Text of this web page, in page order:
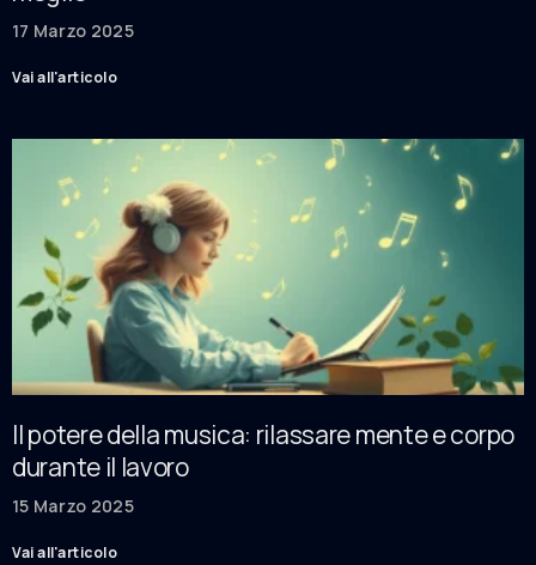
17 Marzo 2025
Vai all'articolo
Il potere della musica: rilassare mente e corpo
durante il lavoro
15 Marzo 2025
Vai all'articolo